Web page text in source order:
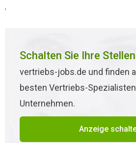
,
Schalten Sie Ihre
vertriebs-jobs.de und finden
besten Vertriebs-
Unternehmen.
Anzeige